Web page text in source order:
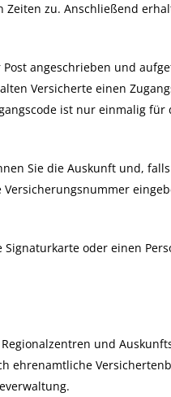
zu. Anschließend
angeschrieben und
Versicherte einen
ist nur einmalig
Sie die Auskunft und,
oder einen
und
ehrenamtliche